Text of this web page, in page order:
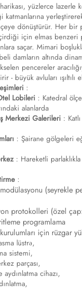
yüzlerce lazerle
dönüştürür. Her bir
için elmas benzeri
saçar. Mimari
damların altında
pencereler
- büyük avluları ışıltılı
:
Lobileri​ ​: Katedral
alanlarda
Merkezi Galerileri​ ​:
​: Şairane gölgeleri
​: Hareketli parlaklıkla
:
(seyrekle
protokolleri (özel
programlama
için rüzgar
lüstrə,
sistemi,
parçası,
cihazı,